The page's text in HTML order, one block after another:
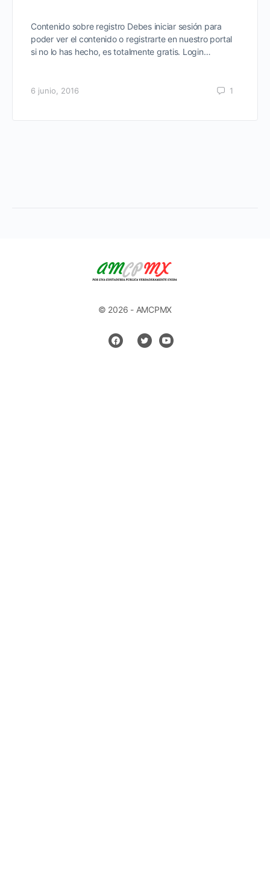
Contenido sobre registro Debes iniciar sesión para
poder ver el contenido o registrarte en nuestro portal
si no lo has hecho, es totalmente gratis. Login…
6 junio, 2016 1
© 2026 - AMCPMX